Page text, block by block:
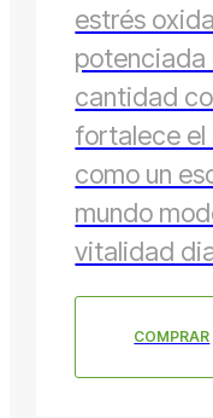
estrés
potenciada
cantidad
fortalece el
como un
mundo
vitalidad
COMPRAR